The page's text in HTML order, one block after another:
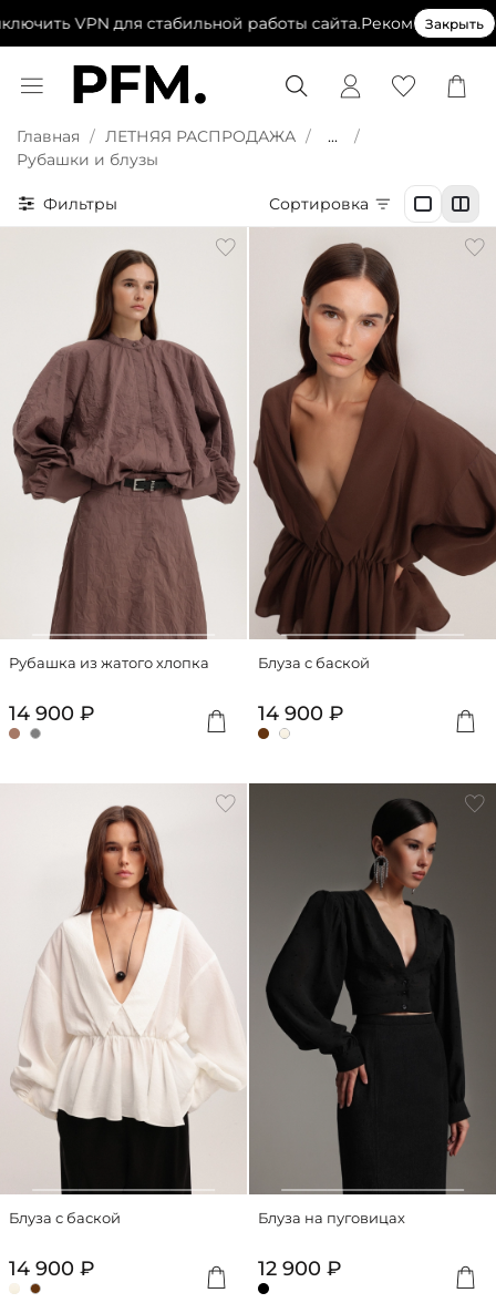
VPN для стабильной работы сайта.РекомендуемЗакрыть
Главная ЛЕТНЯЯ РАСПРОДАЖА
...
Рубашки и блузы
Фильтры Сортировка
Рубашка из жатого хлопка
14 900 ₽
Блуза с баской
14 900 ₽
Блуза с баской
14 900 ₽
Блуза на пуговицах
12 900 ₽